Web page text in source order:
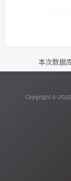
本次数据
Copyright © 2022